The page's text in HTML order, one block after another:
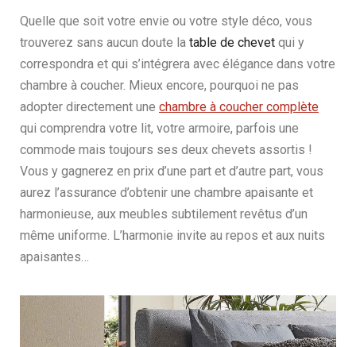
Quelle que soit votre envie ou votre style déco, vous
trouverez sans aucun doute la table de chevet qui y
correspondra et qui s’intégrera avec élégance dans votre
chambre à coucher. Mieux encore, pourquoi ne pas
adopter directement une chambre à coucher complète
qui comprendra votre lit, votre armoire, parfois une
commode mais toujours ses deux chevets assortis !
Vous y gagnerez en prix d’une part et d’autre part, vous
aurez l’assurance d’obtenir une chambre apaisante et
harmonieuse, aux meubles subtilement revêtus d’un
même uniforme. L’harmonie invite au repos et aux nuits
apaisantes…